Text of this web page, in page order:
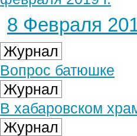
8 Февраля
Журнал
Вопрос батюшке
Журнал
В хабаровском
Журнал